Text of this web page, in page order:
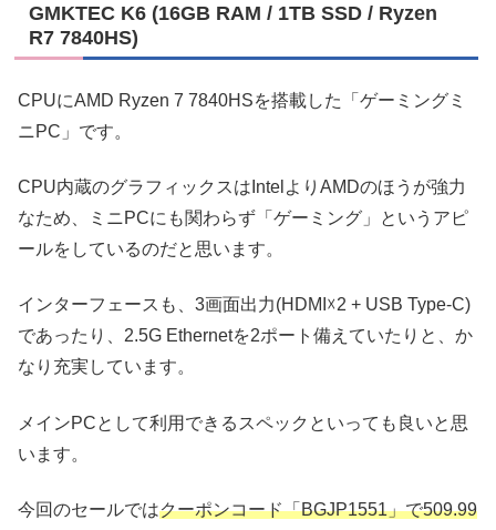
GMKTEC K6 (16GB RAM / 1TB SSD / Ryzen
R7 7840HS)
CPUにAMD Ryzen 7 7840HSを搭載した「ゲーミングミ
ニPC」です。
CPU内蔵のグラフィックスはIntelよりAMDのほうが強力
なため、ミニPCにも関わらず「ゲーミング」というアピ
ールをしているのだと思います。
インターフェースも、3画面出力(HDMI☓2 + USB Type-C)
であったり、2.5G Ethernetを2ポート備えていたりと、か
なり充実しています。
メインPCとして利用できるスペックといっても良いと思
います。
今回のセールではクーポンコード「BGJP1551」で509.99